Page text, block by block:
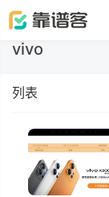
vivo
列表